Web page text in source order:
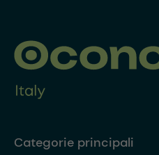
Categorie principali